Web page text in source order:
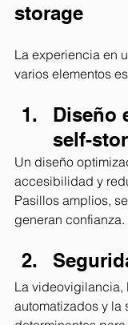
storage
La experiencia en
varios elementos
Diseño
self-
Un diseño
accesibilidad y
Pasillos amplios,
generan confianza.
La videovigilancia,
automatizados y la